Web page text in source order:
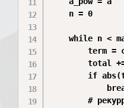
    n = 0
while n <
term =
total
if
#